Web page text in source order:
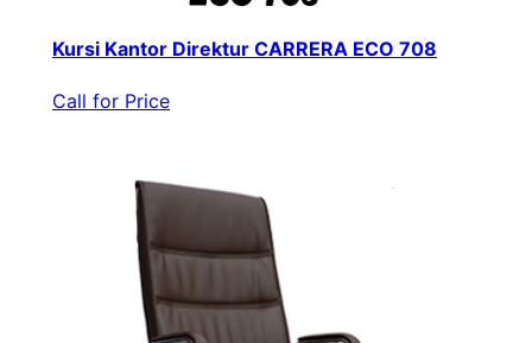
Kursi Kantor Direktur CARRERA ECO 708
Call for Price